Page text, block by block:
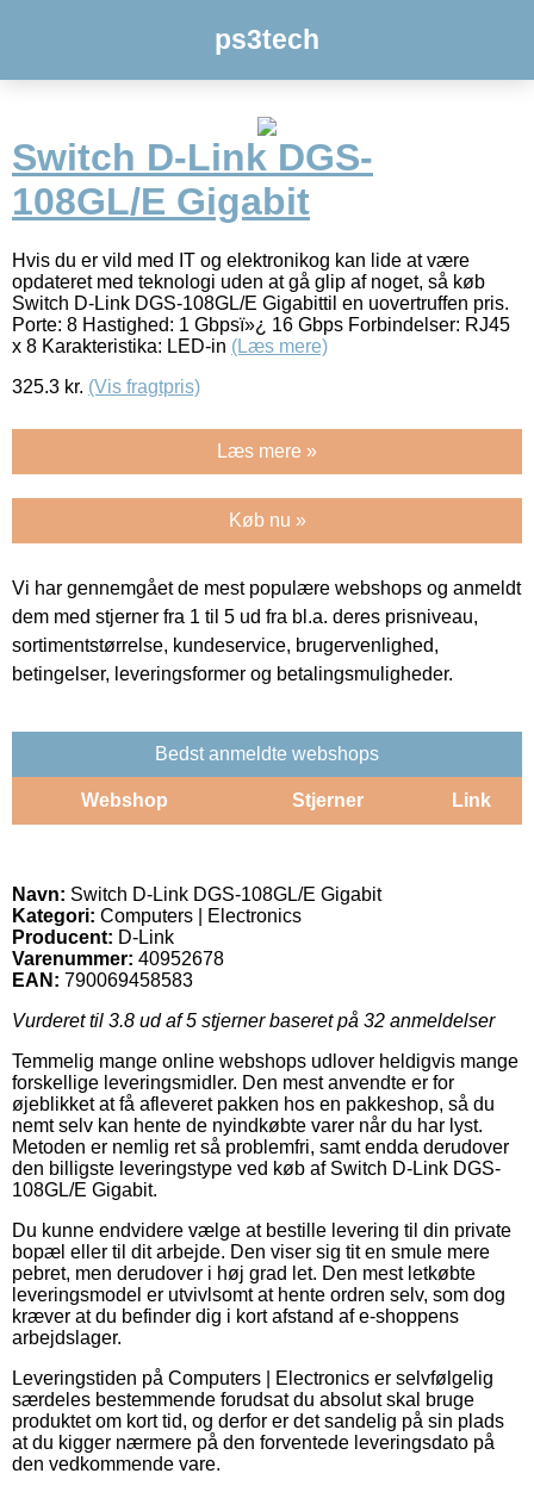
ps3tech
Switch D-Link DGS-
108GL/E Gigabit
Hvis du er vild med IT og elektronikog kan lide at være
opdateret med teknologi uden at gå glip af noget, så køb
Switch D-Link DGS-108GL/E Gigabittil en uovertruffen pris.
Porte: 8 Hastighed: 1 Gbpsï»¿ 16 Gbps Forbindelser: RJ45
x 8 Karakteristika: LED-in (Læs mere)
325.3 kr. (Vis fragtpris)
Læs mere »
Køb nu »
Vi har gennemgået de mest populære webshops og anmeldt
dem med stjerner fra 1 til 5 ud fra bl.a. deres prisniveau,
sortimentstørrelse, kundeservice, brugervenlighed,
betingelser, leveringsformer og betalingsmuligheder.
Bedst anmeldte webshops
Webshop Stjerner Link
Navn: Switch D-Link DGS-108GL/E Gigabit
Kategori: Computers | Electronics
Producent: D-Link
Varenummer: 40952678
EAN: 790069458583
Vurderet til 3.8 ud af 5 stjerner baseret på 32 anmeldelser
Temmelig mange online webshops udlover heldigvis mange
forskellige leveringsmidler. Den mest anvendte er for
øjeblikket at få afleveret pakken hos en pakkeshop, så du
nemt selv kan hente de nyindkøbte varer når du har lyst.
Metoden er nemlig ret så problemfri, samt endda derudover
den billigste leveringstype ved køb af Switch D-Link DGS-
108GL/E Gigabit.
Du kunne endvidere vælge at bestille levering til din private
bopæl eller til dit arbejde. Den viser sig tit en smule mere
pebret, men derudover i høj grad let. Den mest letkøbte
leveringsmodel er utvivlsomt at hente ordren selv, som dog
kræver at du befinder dig i kort afstand af e-shoppens
arbejdslager.
Leveringstiden på Computers | Electronics er selvfølgelig
særdeles bestemmende forudsat du absolut skal bruge
produktet om kort tid, og derfor er det sandelig på sin plads
at du kigger nærmere på den forventede leveringsdato på
den vedkommende vare.